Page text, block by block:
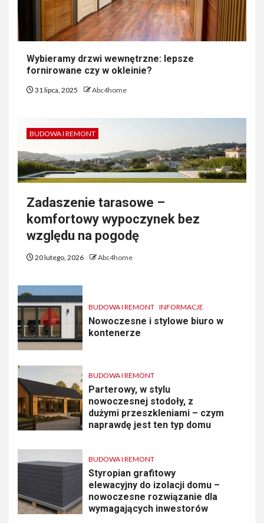
Wybieramy drzwi wewnętrzne: lepsze
fornirowane czy w okleinie?
31 lipca, 2025 Abc4home
BUDOWA I REMONT
Zadaszenie tarasowe –
komfortowy wypoczynek bez
względu na pogodę
20 lutego, 2026 Abc4home
BUDOWA I REMONT INFORMACJE
Nowoczesne i stylowe biuro w
kontenerze
BUDOWA I REMONT
Parterowy, w stylu
nowoczesnej stodoły, z
dużymi przeszkleniami – czym
naprawdę jest ten typ domu
BUDOWA I REMONT
Styropian grafitowy
elewacyjny do izolacji domu –
nowoczesne rozwiązanie dla
wymagających inwestorów